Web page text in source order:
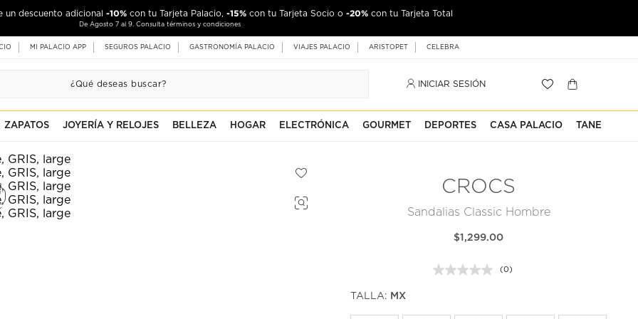
un descuento adicional -10% con tu Tarjeta Palacio, -15% con tu Tarjeta Socio o -20% con tu Tarjeta Total
De Agosto 7 al 9. Consulta términos y condiciones
MI PALACIO APP SEGUROS PALACIO GASTRONOMÍA PALACIO VIAJES PALACIO ARISTOPET CELEBRA
INICIAR SESIÓN
ZAPATOS JOYERÍA Y RELOJES BELLEZA HOGAR ELECTRÓNICA GOURMET DEPORTES CASA PALACIO TANE
CROCS
Sandalias Classic Hombre
$1,299.00
Sin
(0)
TALLA: MX